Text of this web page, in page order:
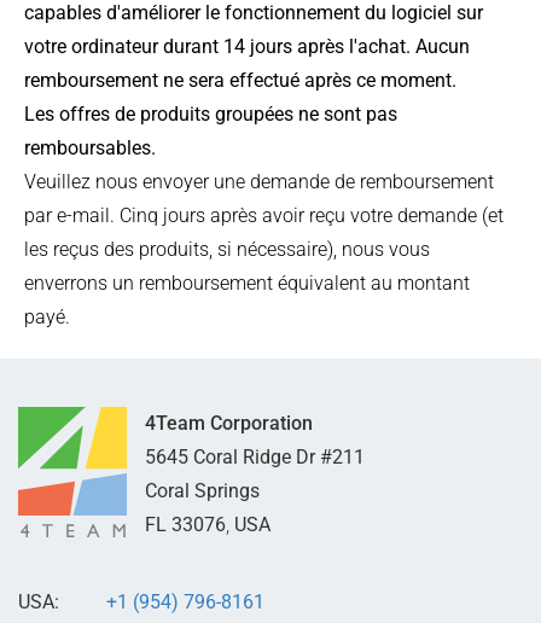
capables d'améliorer le fonctionnement du logiciel sur
votre ordinateur durant 14 jours après l'achat. Aucun
remboursement ne sera effectué après ce moment.
Les offres de produits groupées ne sont pas
remboursables.
Veuillez nous envoyer une demande de remboursement
par e-mail. Cinq jours après avoir reçu votre demande (et
les reçus des produits, si nécessaire), nous vous
enverrons un remboursement équivalent au montant
payé.
4Team Corporation
5645 Coral Ridge Dr #211
Coral Springs
FL 33076, USA
USA: +1 (954) 796-8161